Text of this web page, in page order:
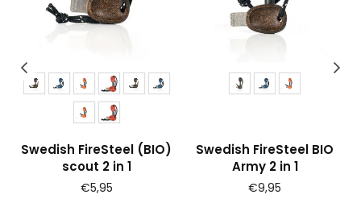
Swedish FireSteel (BIO)
scout 2 in 1
€5,95
Swedish FireSteel BIO
Army 2 in 1
Prijs
€9,95